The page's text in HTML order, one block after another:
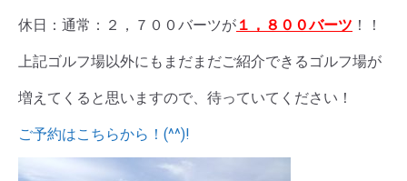
休日：通常：２，７００バーツが １，８００バーツ ！！
上記ゴルフ場以外にもまだまだご紹介できるゴルフ場が
増えてくると思いますので、待っていてください！
ご予約はこちらから！(^^)!